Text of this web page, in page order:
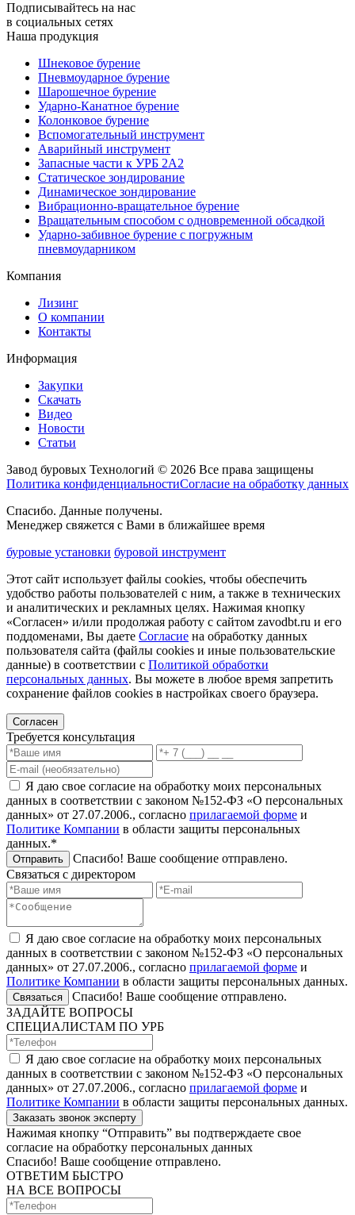
Подписывайтесь на нас
в социальных сетях
Наша продукция
Шнековое бурение
Пневмоударное бурение
Шарошечное бурение
Ударно-Канатное бурение
Колонковое бурение
Вспомогательный инструмент
Аварийный инструмент
Запасные части к УРБ 2А2
Статическое зондирование
Динамическое зондирование
Вибрационно-вращательное бурение
Вращательным способом с одновременной обсадкой
Ударно-забивное бурение с погружным
пневмоударником
Компания
Лизинг
О компании
Контакты
Информация
Закупки
Скачать
Видео
Новости
Статьи
Завод буровых Технологий © 2026 Все права защищены
Политика конфиденциальностиСогласие на обработку данных
Спасибо. Данные получены.
Менеджер свяжется с Вами в ближайшее время
буровые установки буровой инструмент
Этот сайт использует файлы cookies, чтобы обеспечить
удобство работы пользователей с ним, а также в технических
и аналитических и рекламных целях. Нажимая кнопку
«Согласен» и/или продолжая работу с сайтом zavodbt.ru и его
поддоменами, Вы даете Согласие на обработку данных
пользователя сайта (файлы cookies и иные пользовательские
данные) в соответствии с Политикой обработки
персональных данных. Вы можете в любое время запретить
сохранение файлов cookies в настройках своего браузера.
Согласен
Требуется консультация
Я даю свое согласие на обработку моих персональных
данных в соответствии с законом №152-ФЗ «О персональных
данных» от 27.07.2006., согласно прилагаемой форме и
Политике Компании в области защиты персональных
данных.*
Отправить
Спасибо! Ваше сообщение отправлено.
Связаться с директором
Я даю свое согласие на обработку моих персональных
данных в соответствии с законом №152-ФЗ «О персональных
данных» от 27.07.2006., согласно прилагаемой форме и
Политике Компании в области защиты персональных данных.
Связаться
Спасибо! Ваше сообщение отправлено.
ЗАДАЙТЕ ВОПРОСЫ
СПЕЦИАЛИСТАМ ПО УРБ
Я даю свое согласие на обработку моих персональных
данных в соответствии с законом №152-ФЗ «О персональных
данных» от 27.07.2006., согласно прилагаемой форме и
Политике Компании в области защиты персональных данных.
Заказать звонок эксперту
Нажимая кнопку “Отправить” вы подтверждаете свое
согласие на обработку персональных данных
Спасибо! Ваше сообщение отправлено.
ОТВЕТИМ БЫСТРО
НА ВСЕ ВОПРОСЫ